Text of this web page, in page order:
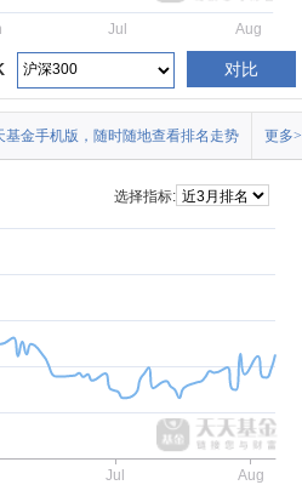
Jul Aug
对比
更多>
基金手机版，随时随地查看排名走势
选择指标:
Jul Aug